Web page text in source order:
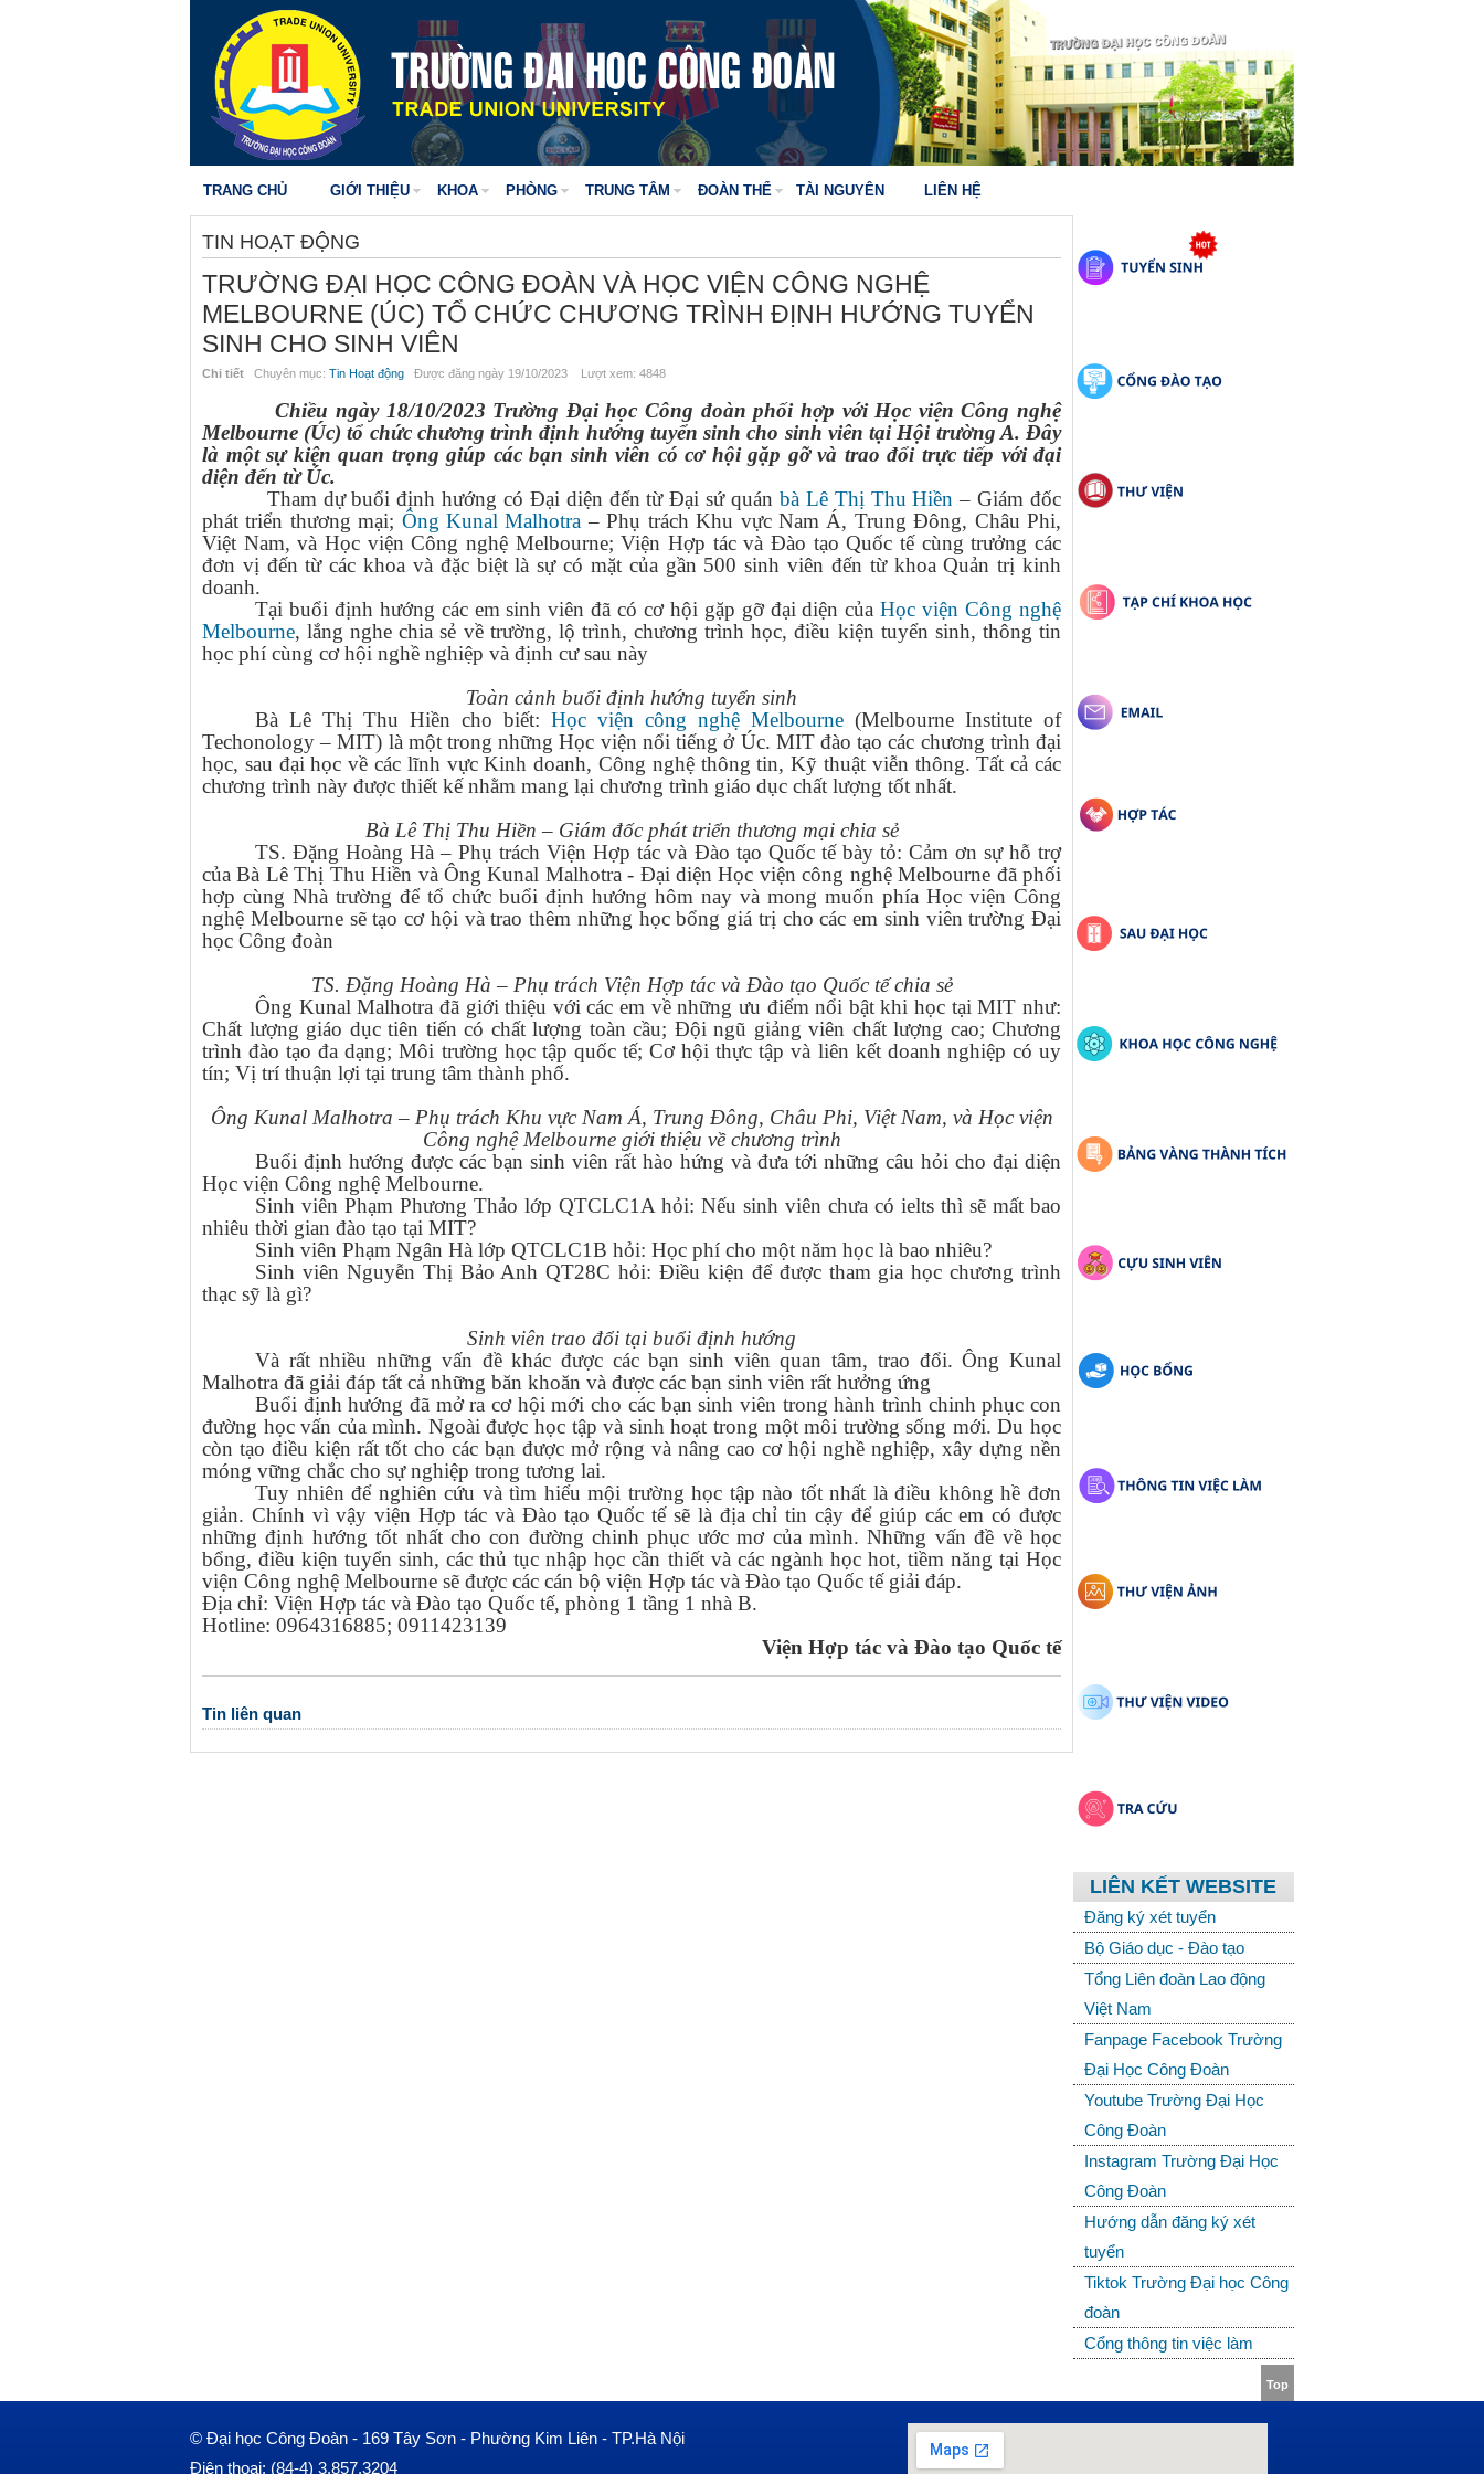
TRANG CHỦ GIỚI THIỆU KHOA PHÒNG TRUNG TÂM ĐOÀN THỂ TÀI NGUYÊN LIÊN HỆ
TIN HOẠT ĐỘNG
TRƯỜNG ĐẠI HỌC CÔNG ĐOÀN VÀ HỌC VIỆN CÔNG NGHỆ
MELBOURNE (ÚC) TỔ CHỨC CHƯƠNG TRÌNH ĐỊNH HƯỚNG TUYỂN
SINH CHO SINH VIÊN
Chi tiết Chuyên mục: Tin Hoạt động Được đăng ngày 19/10/2023 Lượt xem: 4848
Chiều ngày 18/10/2023 Trường Đại học Công đoàn phối hợp với Học viện Công nghệ
Melbourne (Úc) tổ chức chương trình định hướng tuyển sinh cho sinh viên tại Hội trường A. Đây
là một sự kiện quan trọng giúp các bạn sinh viên có cơ hội gặp gỡ và trao đổi trực tiếp với đại
diện đến từ Úc.
Tham dự buổi định hướng có Đại diện đến từ Đại sứ quán bà Lê Thị Thu Hiền – Giám đốc
phát triển thương mại; ÔngKunal Malhotra– Phụ trách Khu vực Nam Á, Trung Đông, Châu Phi,
Việt Nam, và Học viện Công nghệ Melbourne; Viện Hợp tác và Đào tạo Quốc tế cùng trưởng các
đơn vị đến từ các khoa và đặc biệt là sự có mặt của gần 500 sinh viên đến từ khoa Quản trị kinh
doanh.
Tại buổi định hướng các em sinh viên đã có cơ hội gặp gỡ đại diện củaHọc viện Công nghệ
Melbourne, lắng nghe chia sẻ về trường, lộ trình, chương trình học, điều kiện tuyển sinh, thông tin
học phí cùng cơ hội nghề nghiệp và định cư sau này
Toàn cảnh buổi định hướng tuyển sinh
Bà Lê Thị Thu Hiền cho biết: Học viện công nghệ Melbourne (Melbourne Institute of
Techonology – MIT) là một trong những Học viện nổi tiếng ở Úc. MIT đào tạo các chương trình đại
học, sau đại học về các lĩnh vực Kinh doanh, Công nghệ thông tin, Kỹ thuật viễn thông. Tất cả các
chương trình này được thiết kế nhằm mang lại chương trình giáo dục chất lượng tốt nhất.
Bà Lê Thị Thu Hiền – Giám đốc phát triển thương mại chia sẻ
TS. Đặng Hoàng Hà – Phụ trách Viện Hợp tác và Đào tạo Quốc tế bày tỏ: Cảm ơn sự hỗ trợ
của Bà Lê Thị Thu Hiền và Ông Kunal Malhotra - Đại diện Học viện công nghệ Melbourne đã phối
hợp cùng Nhà trường để tổ chức buổi định hướng hôm nay và mong muốn phía Học viện Công
nghệ Melbourne sẽ tạo cơ hội và trao thêm những học bổng giá trị cho các em sinh viên trường Đại
học Công đoàn
TS. Đặng Hoàng Hà – Phụ trách Viện Hợp tác và Đào tạo Quốc tế chia sẻ
Ông Kunal Malhotra đã giới thiệu với các em về những ưu điểm nổi bật khi học tại MIT như:
Chất lượng giáo dục tiên tiến có chất lượng toàn cầu; Đội ngũ giảng viên chất lượng cao; Chương
trình đào tạo đa dạng; Môi trường học tập quốc tế; Cơ hội thực tập và liên kết doanh nghiệp có uy
tín; Vị trí thuận lợi tại trung tâm thành phố.
Ông Kunal Malhotra – Phụ trách Khu vực Nam Á, Trung Đông, Châu Phi, Việt Nam, và Học viện
Công nghệ Melbourne giới thiệu về chương trình
Buổi định hướng được các bạn sinh viên rất hào hứng và đưa tới những câu hỏi cho đại diện
Học viện Công nghệ Melbourne.
Sinh viên Phạm Phương Thảo lớp QTCLC1A hỏi: Nếu sinh viên chưa có ielts thì sẽ mất bao
nhiêu thời gian đào tạo tại MIT?
Sinh viên Phạm Ngân Hà lớp QTCLC1B hỏi: Học phí cho một năm học là bao nhiêu?
Sinh viên Nguyễn Thị Bảo Anh QT28C hỏi: Điều kiện để được tham gia học chương trình
thạc sỹ là gì?
Sinh viên trao đổi tại buổi định hướng
Và rất nhiều những vấn đề khác được các bạn sinh viên quan tâm, trao đổi. Ông Kunal
Malhotra đã giải đáp tất cả những băn khoăn và được các bạn sinh viên rất hưởng ứng
Buổi định hướng đã mở ra cơ hội mới cho các bạn sinh viên trong hành trình chinh phục con
đường học vấn của mình. Ngoài được học tập và sinh hoạt trong một môi trường sống mới. Du học
còn tạo điều kiện rất tốt cho các bạn được mở rộng và nâng cao cơ hội nghề nghiệp, xây dựng nền
móng vững chắc cho sự nghiệp trong tương lai.
Tuy nhiên để nghiên cứu và tìm hiểu mội trường học tập nào tốt nhất là điều không hề đơn
giản. Chính vì vậy viện Hợp tác và Đào tạo Quốc tế sẽ là địa chỉ tin cậy để giúp các em có được
những định hướng tốt nhất cho con đường chinh phục ước mơ của mình. Những vấn đề về học
bổng, điều kiện tuyển sinh, các thủ tục nhập học cần thiết và các ngành học hot, tiềm năng tại Học
viện Công nghệ Melbourne sẽ được các cán bộ viện Hợp tác và Đào tạo Quốc tế giải đáp.
Địa chỉ: Viện Hợp tác và Đào tạo Quốc tế, phòng 1 tầng 1 nhà B.
Hotline: 0964316885; 0911423139
Viện Hợp tác và Đào tạo Quốc tế
Tin liên quan
LIÊN KẾT WEBSITE
Đăng ký xét tuyển
Bộ Giáo dục - Đào tạo
Tổng Liên đoàn Lao động
Việt Nam
Fanpage Facebook Trường
Đại Học Công Đoàn
Youtube Trường Đại Học
Công Đoàn
Instagram Trường Đại Học
Công Đoàn
Hướng dẫn đăng ký xét
tuyển
Tiktok Trường Đại học Công
đoàn
Cổng thông tin việc làm
Top
© Đại học Công Đoàn - 169 Tây Sơn - Phường Kim Liên - TP.Hà Nội
Điện thoại: (84-4) 3.857.3204